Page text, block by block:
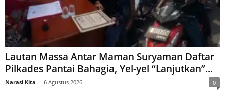
Lautan Massa Antar Maman Suryaman Daftar
Pilkades Pantai Bahagia, Yel-yel “Lanjutkan”...
Narasi Kita - 6 Agustus 2026 0